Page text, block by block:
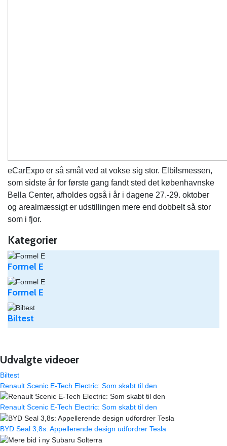
eCarExpo er så småt ved at vokse sig stor. Elbilsmessen,
som sidste år for første gang fandt sted det københavnske
Bella Center, afholdes også i år i dagene 27.-29. oktober
og arealmæssigt er udstillingen mere end dobbelt så stor
som i fjor.
Kategorier
Formel E
Formel E
Biltest
Udvalgte videoer
Biltest
Renault Scenic E-Tech Electric: Som skabt til den
Renault Scenic E-Tech Electric: Som skabt til den
BYD Seal 3,8s: Appellerende design udfordrer Tesla